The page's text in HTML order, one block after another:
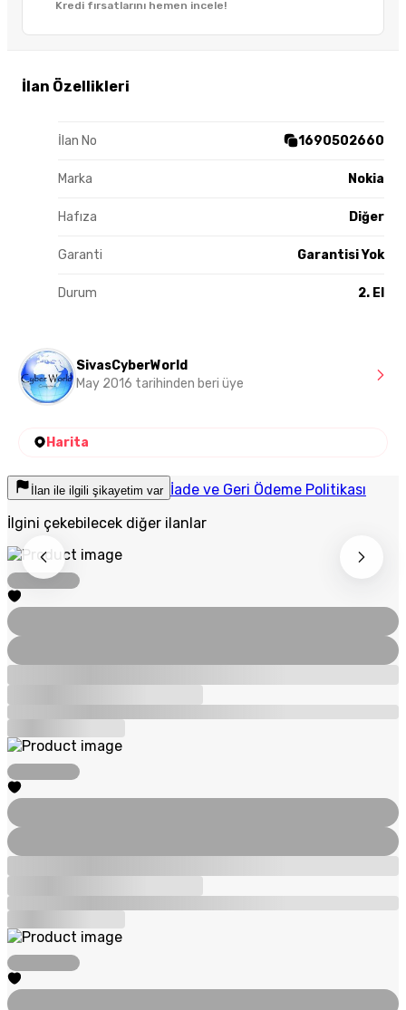
Kredi fırsatlarını hemen incele!
İlan Özellikleri
İlan No 1690502660
Marka Nokia
Hafıza Diğer
Garanti Garantisi Yok
Durum 2. El
SivasCyberWorld
May 2016 tarihinden beri üye
Harita
İlan ile ilgili şikayetim var İade ve Geri Ödeme Politikası
İlgini çekebilecek diğer ilanlar